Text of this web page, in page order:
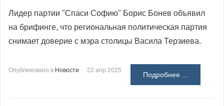
Лидер партии "Спаси Софию" Борис Бонев объявил
на брифинге, что региональная политическая партия
снимает доверие с мэра столицы Васила Терзиева.
Опубликовано в Новости 22 апр 2025
Подробнее ...